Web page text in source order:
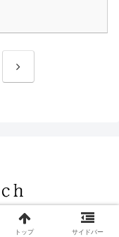
次
トップ サイドバー